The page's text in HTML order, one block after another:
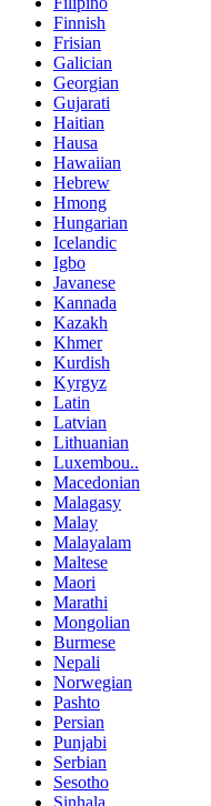
Finnish
Frisian
Galician
Georgian
Gujarati
Haitian
Hausa
Hawaiian
Hebrew
Hmong
Hungarian
Icelandic
Igbo
Javanese
Kannada
Kazakh
Khmer
Kurdish
Kyrgyz
Latin
Latvian
Lithuanian
Luxembou..
Macedonian
Malagasy
Malay
Malayalam
Maltese
Maori
Marathi
Mongolian
Burmese
Nepali
Norwegian
Pashto
Persian
Punjabi
Serbian
Sesotho
Sinhala